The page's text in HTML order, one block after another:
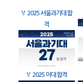
🏅 2025 서울과기대 합
격
🏅 2025 이대 합격